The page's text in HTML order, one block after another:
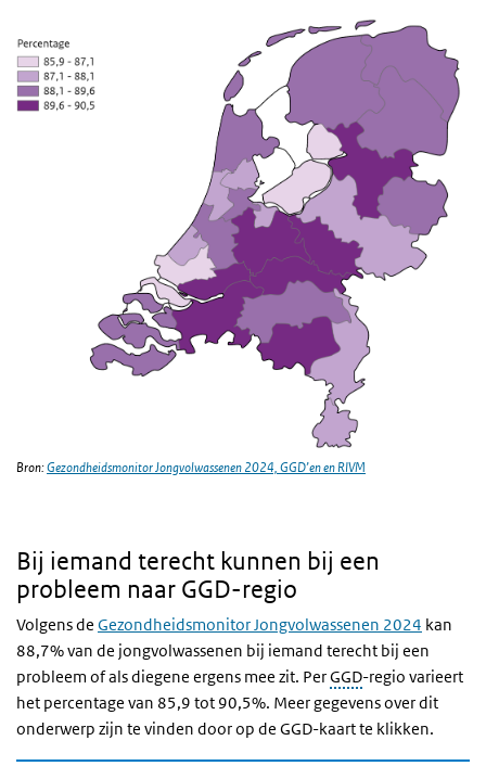
Bron:Gezondheidsmonitor Jongvolwassenen 2024, GGD’en en RIVM
Bij iemand terecht kunnen bij een
probleem naar GGD-regio
Volgens de Gezondheidsmonitor Jongvolwassenen 2024 kan
88,7% van de jongvolwassenen bij iemand terecht bij een
probleem of als diegene ergens mee zit. PerGGD-regio varieert
het percentage van 85,9 tot 90,5%. Meer gegevens over dit
onderwerp zijn te vinden door op de GGD-kaart te klikken.